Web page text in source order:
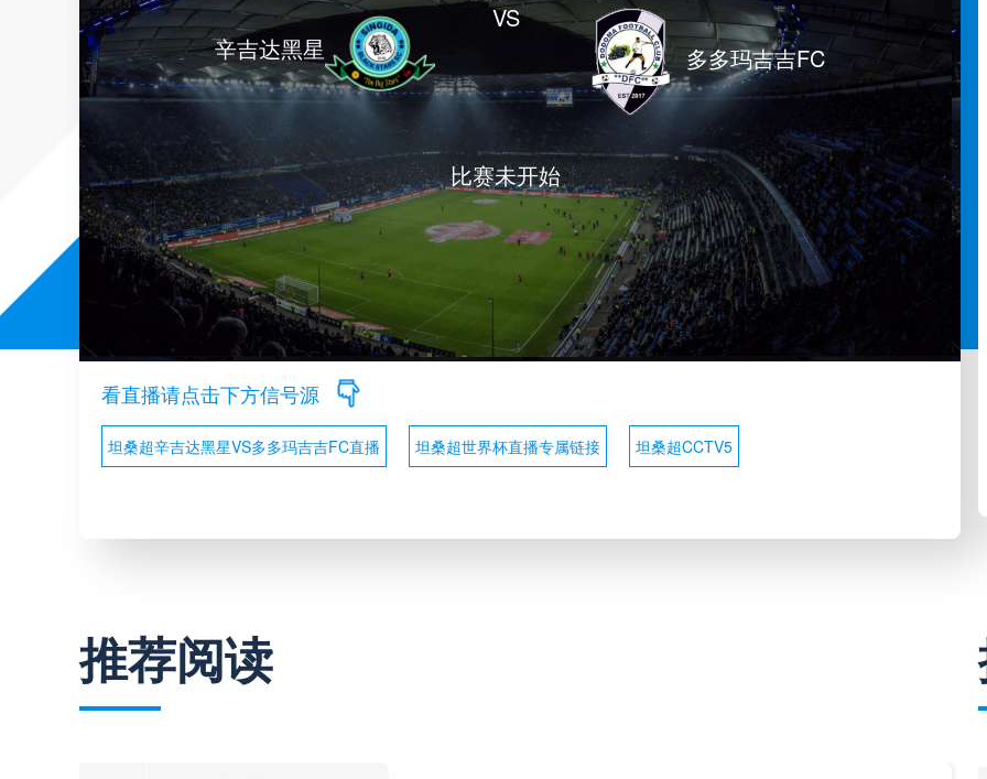
辛吉达黑星
VS
比赛未开始
多多玛吉吉FC
看直播请点击下方信号源
坦桑超辛吉达黑星VS多多玛吉吉FC直播 坦桑超世界杯直播专属链接 坦桑超CCTV5
推荐阅读